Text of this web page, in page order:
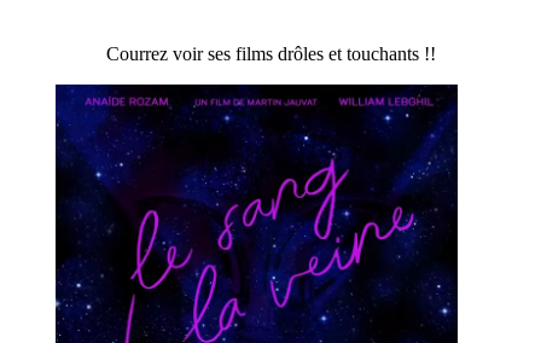
Courrez voir ses films drôles et touchants !!